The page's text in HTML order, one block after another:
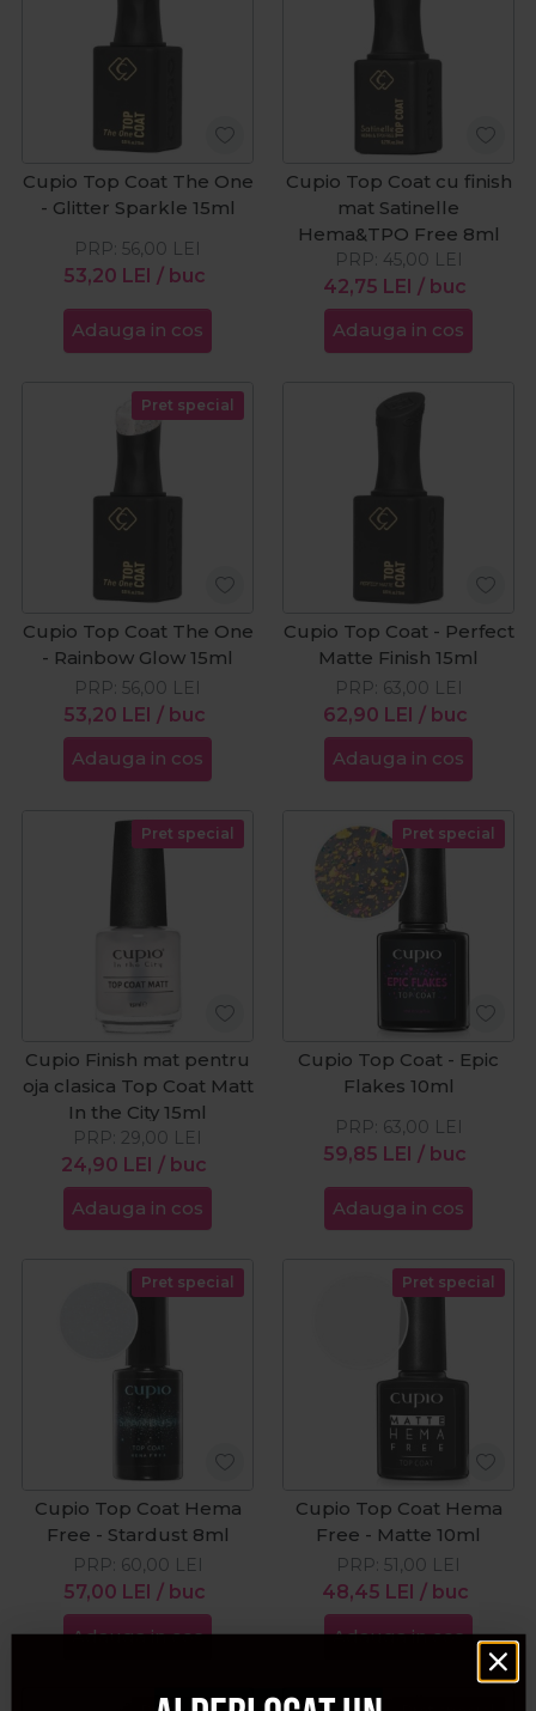
Cupio Top Coat The One
- Glitter Sparkle 15ml
53,20 LEI / buc
PRP: 56,00 LEI
Adauga in cos
Cupio Top Coat cu finish
mat Satinelle
Hema&TPO Free 8ml
42,75 LEI / buc
PRP: 45,00 LEI
Adauga in cos
Pret special
Cupio Top Coat The One
- Rainbow Glow 15ml
53,20 LEI / buc
PRP: 56,00 LEI
Adauga in cos
Cupio Top Coat - Perfect
Matte Finish 15ml
62,90 LEI / buc
PRP: 63,00 LEI
Adauga in cos
Pret special
Cupio Finish mat pentru
oja clasica Top Coat Matt
In the City 15ml
24,90 LEI / buc
PRP: 29,00 LEI
Adauga in cos
Pret special
Cupio Top Coat - Epic
Flakes 10ml
59,85 LEI / buc
PRP: 63,00 LEI
Adauga in cos
Pret special
Cupio Top Coat Hema
Free - Stardust 8ml
57,00 LEI / buc
PRP: 60,00 LEI
Adauga in cos
Pret special
Cupio Top Coat Hema
Free - Matte 10ml
48,45 LEI / buc
PRP: 51,00 LEI
Adauga in cos